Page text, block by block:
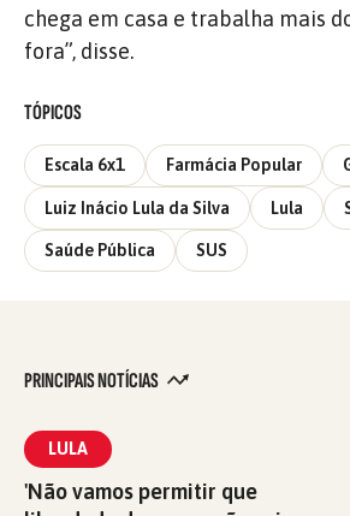
chega em casa e trabalha mais
fora”, disse.
TÓPICOS
Escala 6x1 Farmácia Popular
Luiz Inácio Lula da Silva Lula
Saúde Pública SUS
PRINCIPAIS NOTÍCIAS
LULA
'Não vamos permitir que